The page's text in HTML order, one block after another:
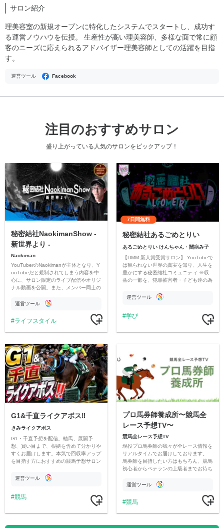
サロン紹介
理美容室の新規オープンに特化したシステムでスタートし、成功す
る運営ノウハウを伝授。 生産性が高い理美容師、多様な面で常に顧
客のニーズに応えられるアドバイザー理美容師としての活躍を目指
す。
運営ツール Facebook
注目のおすすめサロン
盛り上がっている人気のサロンをピックアップ！
秘密結社NaokimanShow -
新世界より -
Naokiman
YouTuberのNaokimanが主体となり、Y
ouTubeだと規制されてしまう内容を中
心に、サロン限定のライブ配信やオリジ
ナル動画を公開。また、メンバー同士の
ただいています。
運営ツール
ライフスタイル
7日間無料
秘密結社あるごめとりい
あるごめとりい けんちゃん・闇病み子
【DMM 新人賞受賞サロン】 YouTubeで
は観られない世界の真実を知り、人生を
豊かにする秘密結社コミュニティ ※収
益の一部を、犯罪被害者・子ども達の為
す運営ツール
学び
G1&千直ライクアボス‼️
きみライクアボス
G1・千直予想を配信。軸馬、展開予
想、買い目まで、根拠を含めて分かりや
すくお届けします。本気で回収率アップ
を目指す方におすすめの競馬予想サロン
運営ツール
競馬
プロ馬券師養成所〜競馬全
レース予想TV〜
競馬全レース予想TV
現役プロ馬券師の我々が全レース情報を
リアルタイムでお届けしております。
馬券師を目指したい方はもちろん、競馬
初心者からベテランの上級者までお待ち
運営ツール
競馬